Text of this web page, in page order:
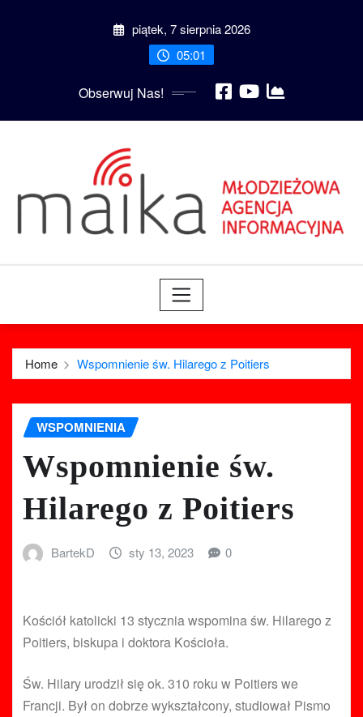
piątek, 7 sierpnia 2026
05:01
Obserwuj Nas!
Home Wspomnienie św. Hilarego z Poitiers
WSPOMNIENIA
Wspomnienie św.
Hilarego z Poitiers
BartekD sty 13, 2023 0
Kościół katolicki 13 stycznia wspomina św. Hilarego z
Poitiers, biskupa i doktora Kościoła.
Św. Hilary urodził się ok. 310 roku w Poitiers we
Francji. Był on dobrze wykształcony, studiował Pismo